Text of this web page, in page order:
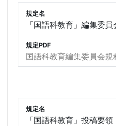
規定名
「国語科教育」編集委員
規定PDF
国語科教育編集委員会
規定名
「国語科教育」投稿要領